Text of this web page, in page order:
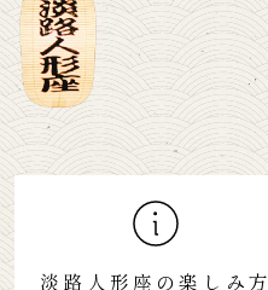
淡路人形座の楽しみ方